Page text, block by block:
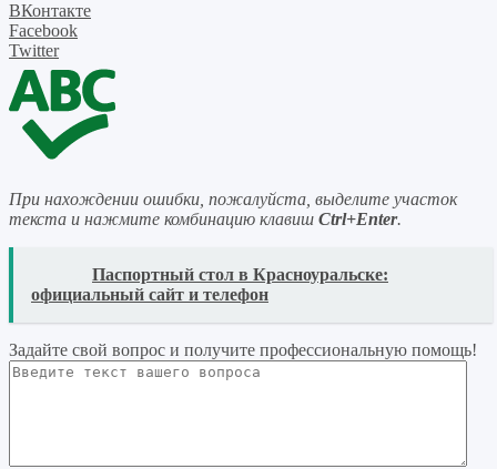
ВКонтакте
Facebook
Twitter
При нахождении ошибки, пожалуйста, выделите участок
текста и нажмите комбинацию клавиш Ctrl+Enter.
Паспортный стол в Красноуральске:
официальный сайт и телефон
Задайте свой вопрос и получите профессиональную помощь!